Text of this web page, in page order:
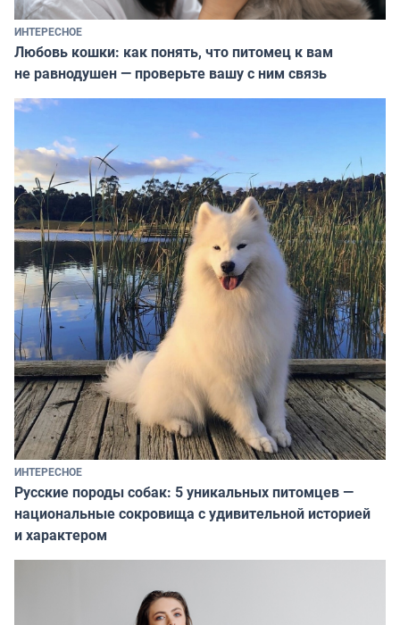
ИНТЕРЕСНОЕ
Любовь кошки: как понять, что питомец к вам
не равнодушен — проверьте вашу с ним связь
ИНТЕРЕСНОЕ
Русские породы собак: 5 уникальных питомцев —
национальные сокровища с удивительной историей
и характером